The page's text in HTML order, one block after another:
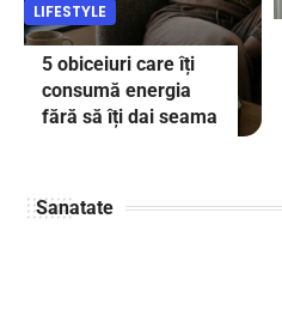
LIFESTYLE
5 obiceiuri care îți
consumă energia
fără să îți dai seama
Sanatate